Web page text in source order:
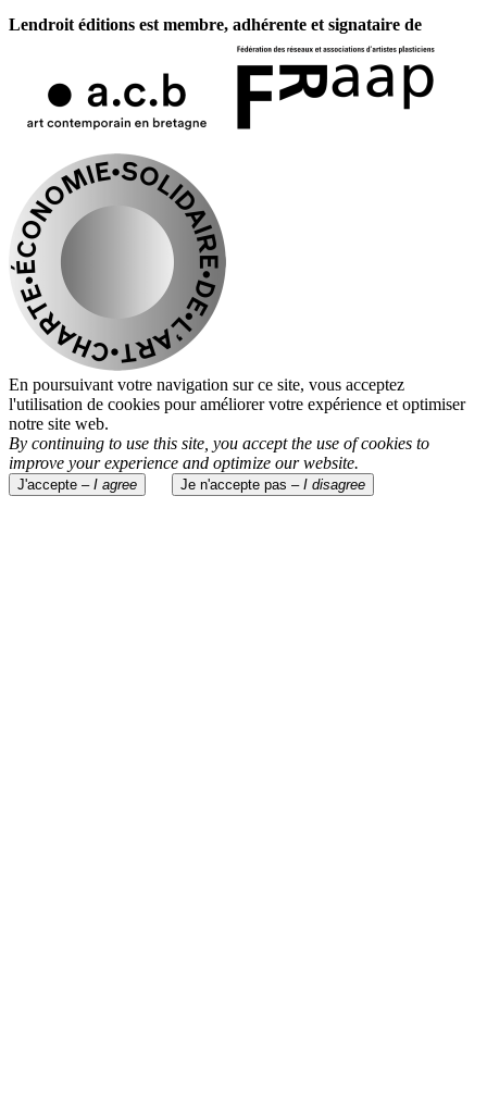
Lendroit éditions est membre, adhérente et signataire de
En poursuivant votre navigation sur ce site, vous acceptez
l'utilisation de cookies pour améliorer votre expérience et optimiser
notre site web.
By continuing to use this site, you accept the use of cookies to
improve your experience and optimize our website.
J'accepte – I agree Je n'accepte pas – I disagree